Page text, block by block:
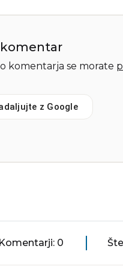
komentar
komentarja se morate
z Google
Komentarji: 0